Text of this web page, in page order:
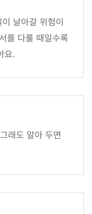
날아갈 위험이
를 다룰 때일수록
요.
래도 알아 두면